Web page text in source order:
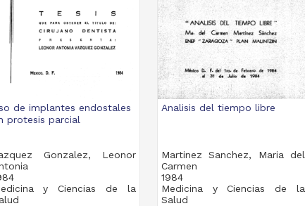
de implantes endostales
protesis parcial
Gonzalez, Leonor
y Ciencias de la
Analisis del tiempo libre
Martinez Sanchez, Maria del
Carmen
1984
Medicina y Ciencias de la
Salud